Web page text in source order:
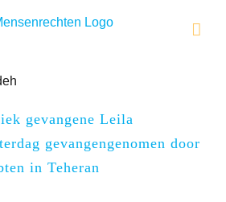
gevangene Leila
gevangengenomen door
in Teheran